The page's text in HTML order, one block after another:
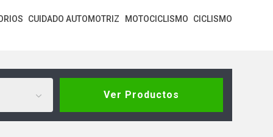
CUIDADO AUTOMOTRIZ MOTOCICLISMO CICLISMO
Ver Productos